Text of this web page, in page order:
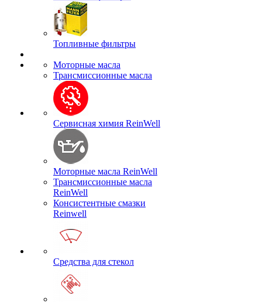
Топливные фильтры
Моторные масла
Трансмиссионные масла
Сервисная химия ReinWell
Моторные масла ReinWell
Трансмиссионные масла
ReinWell
Консистентные смазки
Reinwell
Средства для стекол